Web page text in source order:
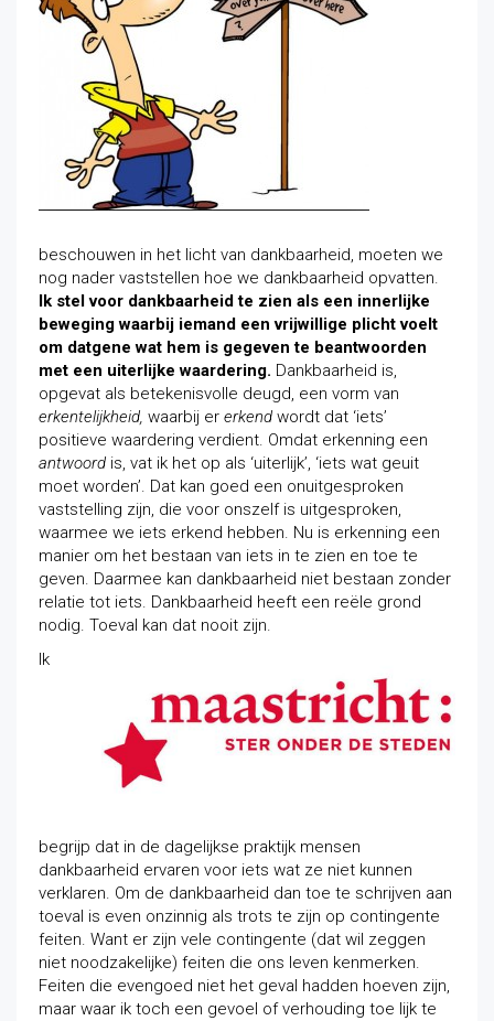
beschouwen in het licht van dankbaarheid, moeten we
nog nader vaststellen hoe we dankbaarheid opvatten.
Ik stel voor dankbaarheid te zien als een innerlijke
beweging waarbij iemand een vrijwillige plicht voelt
om datgene wat hem is gegeven te beantwoorden
met een uiterlijke waardering. Dankbaarheid is,
opgevat als betekenisvolle deugd, een vorm van
erkentelijkheid, waarbij er erkend wordt dat ‘iets’
positieve waardering verdient. Omdat erkenning een
antwoord is, vat ik het op als ‘uiterlijk’, ‘iets wat geuit
moet worden’. Dat kan goed een onuitgesproken
vaststelling zijn, die voor onszelf is uitgesproken,
waarmee we iets erkend hebben. Nu is erkenning een
manier om het bestaan van iets in te zien en toe te
geven. Daarmee kan dankbaarheid niet bestaan zonder
relatie tot iets. Dankbaarheid heeft een reële grond
nodig. Toeval kan dat nooit zijn.
Ik
begrijp dat in de dagelijkse praktijk mensen
dankbaarheid ervaren voor iets wat ze niet kunnen
verklaren. Om de dankbaarheid dan toe te schrijven aan
toeval is even onzinnig als trots te zijn op contingente
feiten. Want er zijn vele contingente (dat wil zeggen
niet noodzakelijke) feiten die ons leven kenmerken.
Feiten die evengoed niet het geval hadden hoeven zijn,
maar waar ik toch een gevoel of verhouding toe lijk te